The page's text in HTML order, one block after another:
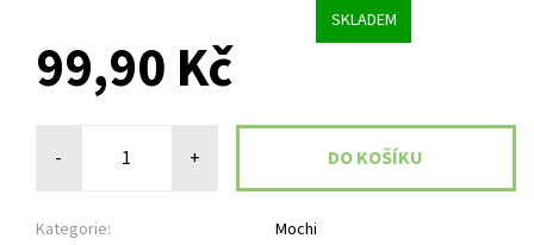
SKLADEM
99,90 Kč
- +
Kategorie: Mochi